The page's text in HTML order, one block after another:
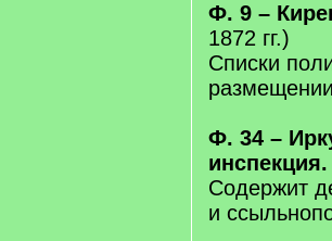
Ф. 9 –
1872 гг.)
Списки
Ф. 34 –
инспекция.
Содержит
и